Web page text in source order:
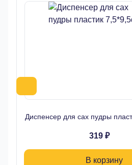
Диспенсер для сах пудры
319 ₽
В корзину